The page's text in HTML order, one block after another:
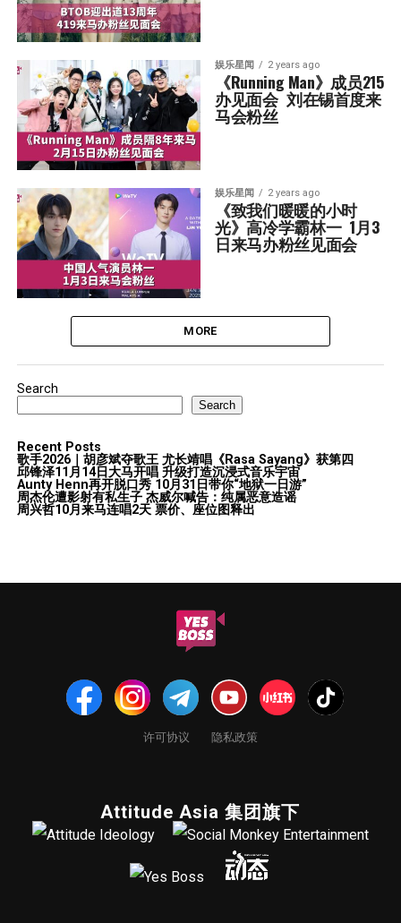
娱乐星闻 2 years ago
《Running Man》成员215
办见面会  刘在锡首度来
马会粉丝
娱乐星闻 2 years ago
《致我们暖暖的小时
光》高冷学霸林一  1月3
日来马办粉丝见面会
MORE
Search
Search
Recent Posts
歌手2026｜胡彦斌夺歌王 尤长靖唱《Rasa Sayang》获第四
邱锋泽11月14日大马开唱 升级打造沉浸式音乐宇宙
Aunty Henn再开脱口秀 10月31日带你“地狱一日游”
周杰伦遭影射有私生子 杰威尔喊告：纯属恶意造谣
周兴哲10月来马连唱2天 票价、座位图释出
许可协议 隐私政策
Attitude Asia 集团旗下